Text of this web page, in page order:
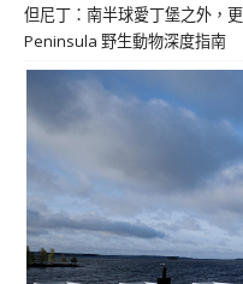
但尼丁：南半球愛丁堡之外，
Peninsula 野生動物深度指南